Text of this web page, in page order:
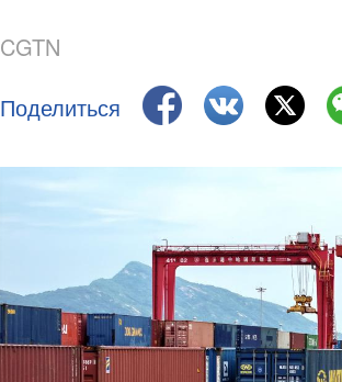
CGTN
Поделиться